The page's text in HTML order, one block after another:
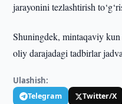
jarayonini tezlashtirish
Shuningdek, mintaqaviy
oliy darajadagi tadbirlar
Ulashish:
Telegram Twitter/X